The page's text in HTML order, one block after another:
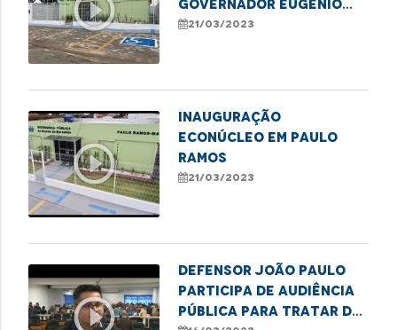
play_circle_outline
GOVERNADOR EUGÊNIO
BARROS
21/03/2023
play_circle_outline
INAUGURAÇÃO
ECONÚCLEO EM PAULO
RAMOS
21/03/2023
play_circle_outline
Defensor João Paulo
participa de audiência
pública para tratar do